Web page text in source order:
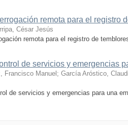
remota para el registro
César Jesús
remota para el registro de
de servicios y emergencias
Francisco Manuel ; García Aróstico,
de servicios y emergencias para una